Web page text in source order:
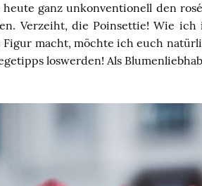
ganz unkonventionell den
Verzeiht, die Poinsettie! Wie
macht, möchte ich euch
loswerden! Als